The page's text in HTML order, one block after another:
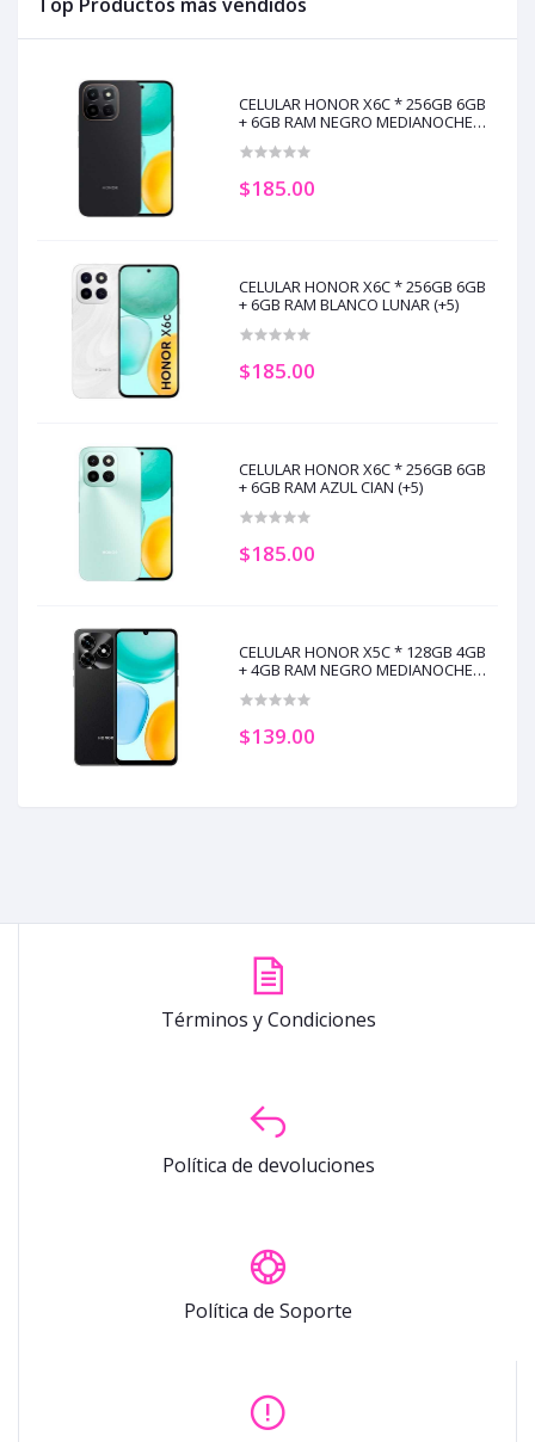
Top Productos más vendidos
CELULAR HONOR X6C * 256GB 6GB
+ 6GB RAM NEGRO MEDIANOCHE
$185.00
CELULAR HONOR X6C * 256GB 6GB
+ 6GB RAM BLANCO LUNAR (+5)
$185.00
CELULAR HONOR X6C * 256GB 6GB
+ 6GB RAM AZUL CIAN (+5)
$185.00
CELULAR HONOR X5C * 128GB 4GB
+ 4GB RAM NEGRO MEDIANOCHE
$139.00
Términos y Condiciones
Política de devoluciones
Política de Soporte